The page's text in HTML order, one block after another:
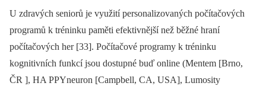
U zdravých seniorů je využití personalizovaných počítačových
programů k tréninku paměti efektivnější než běžné hraní
počítačových her [33]. Počítačové programy k tréninku
kognitivních funkcí jsou dostupné buď online (Mentem [Brno,
ČR ], HA PPYneuron [Campbell, CA, USA], Lumosity